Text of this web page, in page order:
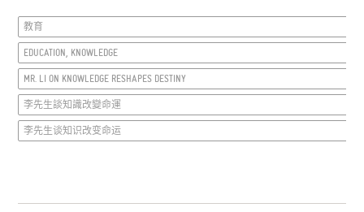
教育
EDUCATION, KNOWLEDGE
MR. LI ON KNOWLEDGE RESHAPES DESTINY
李先生談知識改變命運
李先生谈知识改变命运